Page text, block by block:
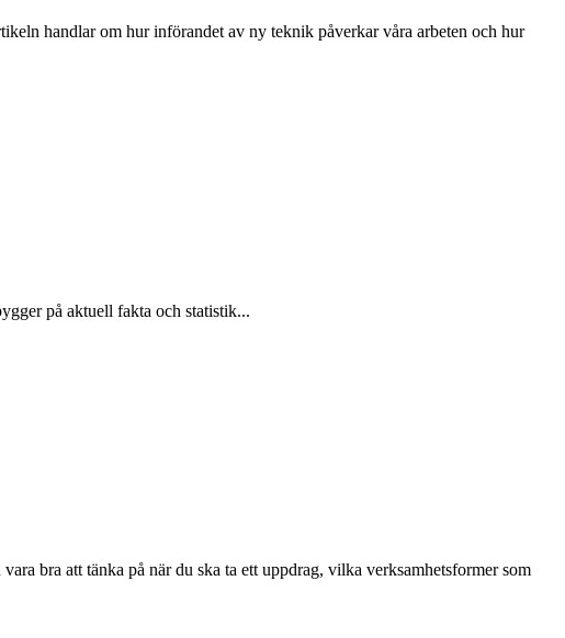
handlar om hur införandet av ny teknik påverkar våra arbeten och hur
på aktuell fakta och statistik...
bra att tänka på när du ska ta ett uppdrag, vilka verksamhetsformer som